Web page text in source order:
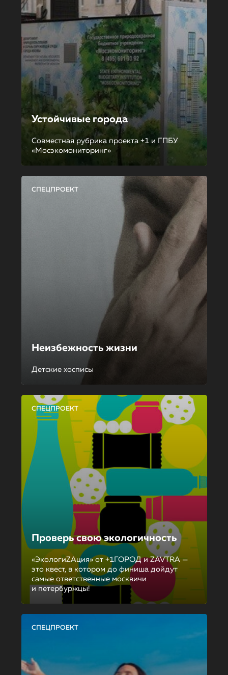
Устойчивые города
Совместная рубрика проекта +1 и ГПБУ
«Мосэкомониторинг»
СПЕЦПРОЕКТ
Неизбежность жизни
Детские хосписы
СПЕЦПРОЕКТ
Проверь свою экологичность
«ЭкологиZAция» от +1ГОРОД и ZAVTRA —
это квест, в котором до финиша дойдут
самые ответственные москвичи
и петербуржцы!
СПЕЦПРОЕКТ